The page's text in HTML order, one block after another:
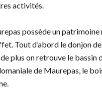
activités.
possède un patrimoine
Tout d’abord le donjon
plus on retrouve le bassin
de Maurepas, le